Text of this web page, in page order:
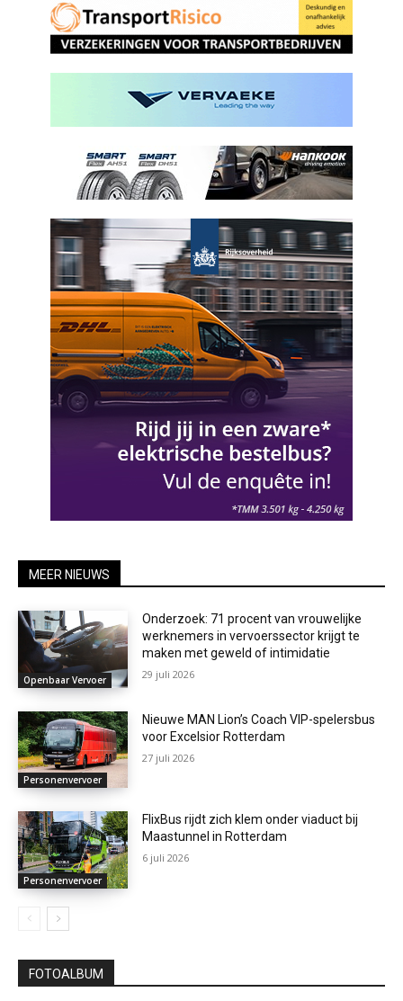
MEER NIEUWS
Openbaar Vervoer
Onderzoek: 71 procent van vrouwelijke
werknemers in vervoerssector krijgt te
maken met geweld of intimidatie
29 juli 2026
Personenvervoer
Nieuwe MAN Lion’s Coach VIP-spelersbus
voor Excelsior Rotterdam
27 juli 2026
Personenvervoer
FlixBus rijdt zich klem onder viaduct bij
Maastunnel in Rotterdam
6 juli 2026
FOTOALBUM